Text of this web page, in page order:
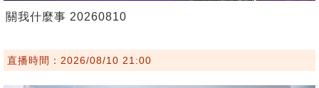
關我什麼事 20260810
直播時間：2026/08/10 21:00